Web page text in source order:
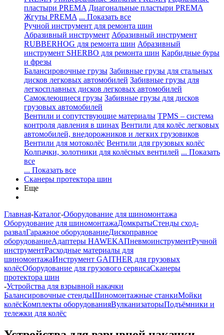
пластыри PREMA Диагональные пластыри PREMA
Жгуты PREMA ... Показать все
Ручной инструмент для ремонта шин
Абразивный инструмент Абразивный инструмент
RUBBERHOG для ремонта шин Абразивный
инструмент SHERBO для ремонта шин Карбидные буры
и фрезы
Балансировочные грузы Забивные грузы для стальных
дисков легковых автомобилей Забивные грузы для
легкосплавных дисков легковых автомобилей
Самоклеющиеся грузы Забивные грузы для дисков
грузовых автомобилей
Вентили и сопутствующие материалы TPMS – система
контроля давления в шинах Вентили для колёс легковых
автомобилей, внедорожников и легких грузовиков
Вентили для мотоколёс Вентили для грузовых колёс
Колпачки, золотники для колёсных вентилей ... Показать
все
... Показать все
Сканеры протектора шин
Еще
Главная-Каталог-Оборудование для шиномонтажа
Оборудование для шиномонтажаДомкратыСтенды сход-
развалГаражное оборудованиеДископравное
оборудованиеАдаптеры HAWEKAПневмоинструментРучной
инструментРасходные материалы для
шиномонтажаИнструмент GAITHER для грузовых
колёсОборудование для грузового сервисаСканеры
протектора шин
-Устройства для взрывной накачки
Балансировочные стендыШиномонтажные станкиМойки
колёсКомплекты оборудованияВулканизаторыПодъёмники и
тележки для колёс